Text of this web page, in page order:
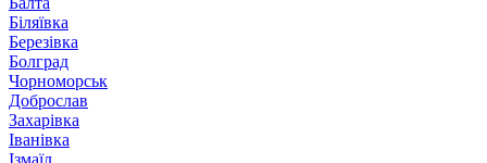
Біляївка
Березівка
Болград
Чорноморськ
Доброслав
Захарівка
Іванівка
Ізмаїл